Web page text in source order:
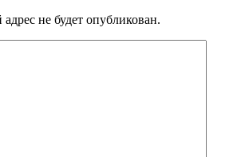
не будет опубликован.